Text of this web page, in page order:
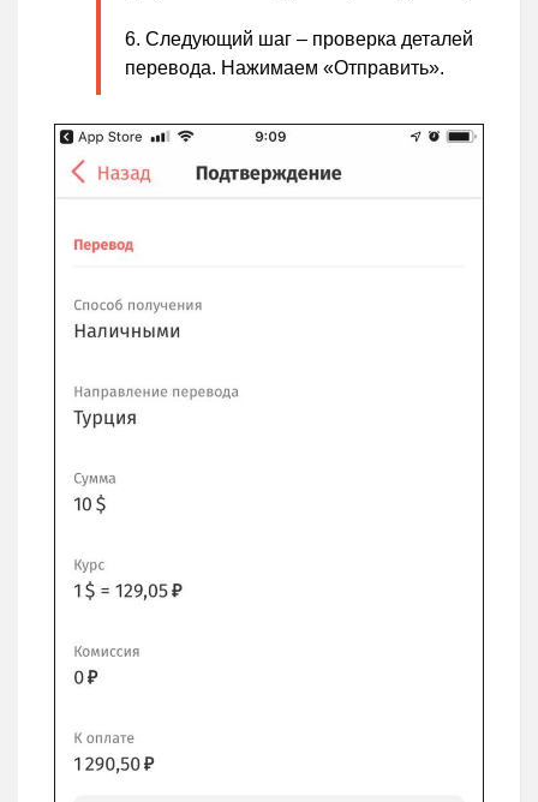
Следующий шаг – проверка деталей
перевода. Нажимаем «Отправить».